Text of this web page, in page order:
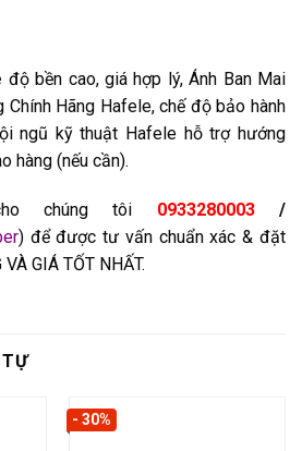
độ bền cao, giá hợp lý, Ánh Ban Mai
Chính Hãng Hafele, chế độ bảo hành
ngũ kỹ thuật Hafele hỗ trợ hướng
hàng (nếu cần).
chúng tôi 0933280003/
) để được tư vấn chuẩn xác & đặt
GIÁ TỐT NHẤT.
- 30%